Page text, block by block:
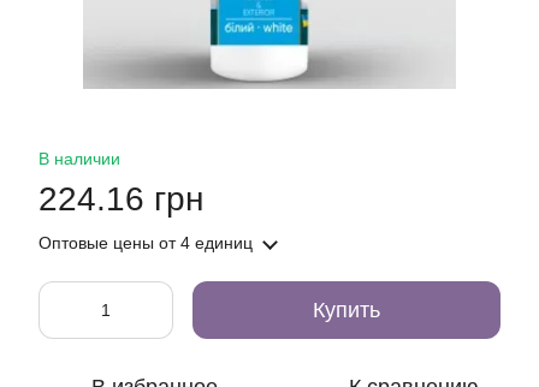
В наличии
224.16 грн
Оптовые цены от 4 единиц
Купить